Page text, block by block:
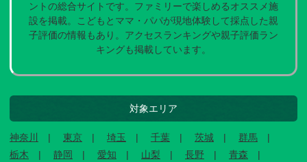
ントの総合サイトです。ファミリーで楽しめるオススメ施
設を掲載。こどもとママ・パパが現地体験して採点した親
子評価の情報もあり。アクセスランキングや親子評価ラン
キングも掲載しています。
対象エリア
神奈川 東京 埼玉 千葉 茨城
群馬
栃木
静岡 愛知 山梨 長野
青森